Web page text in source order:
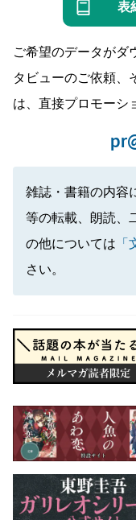
表
ご希望のデータがダ
タビューのご依頼、
は、直接プロモーシ
雑誌・書籍の内容
等の転載、朗読、
の他については
さい。